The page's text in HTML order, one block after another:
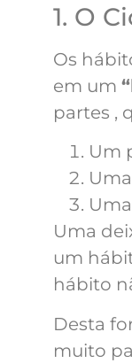
1. O
Os
em um
partes ,
Um
Uma
um
hábito
Desta
muito